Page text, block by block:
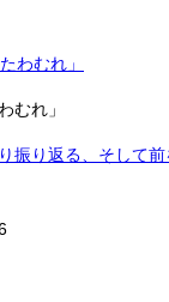
むれ」